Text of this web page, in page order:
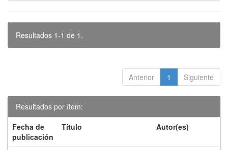
Resultados 1-1 de 1.
Anterior 1 Siguiente
Resultados por ítem:
Fecha de
publicación
Título Autor(es)